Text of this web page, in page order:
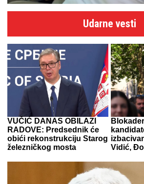
Udarne vesti
VUČIĆ DANAS OBILAZI
RADOVE: Predsednik će
obići rekonstrukciju Starog
železničkog mosta
Vidić,